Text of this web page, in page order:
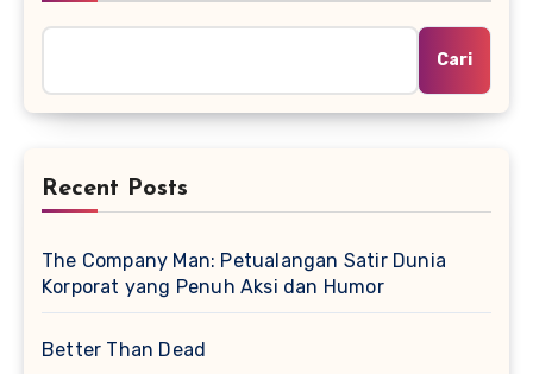
Cari
Recent Posts
The Company Man: Petualangan Satir Dunia
Korporat yang Penuh Aksi dan Humor
Better Than Dead